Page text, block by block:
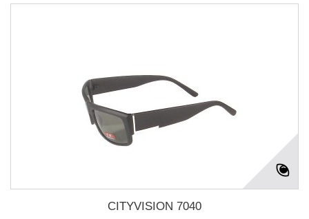
CITYVISION 7040